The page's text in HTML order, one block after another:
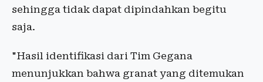
sehingga tidak dapat dipindahkan begitu
saja.
"Hasil identifikasi dari Tim Gegana
menunjukkan bahwa granat yang ditemukan